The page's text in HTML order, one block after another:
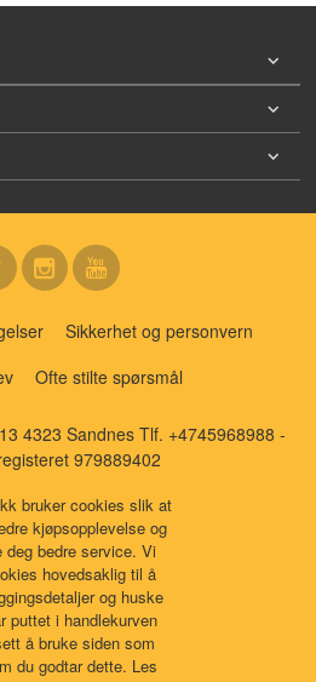
Sikkerhet og personvern
Ofte stilte spørsmål
4323 Sandnes Tlf. +4745968988 -
979889402
bruker cookies slik at
kjøpsopplevelse og
deg bedre service. Vi
hovedsaklig til å
og huske
puttet i handlekurven
å bruke siden som
du godtar dette. Les